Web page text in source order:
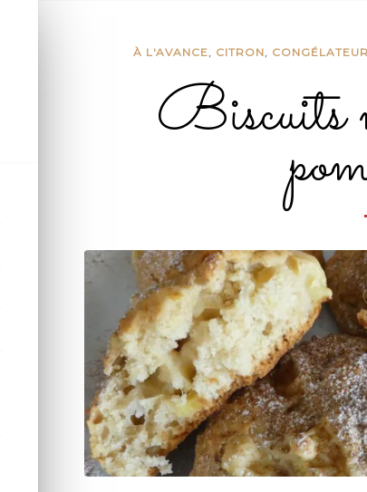
À L'AVANCE, CITRON, CONGÉLATEUR
Biscuits